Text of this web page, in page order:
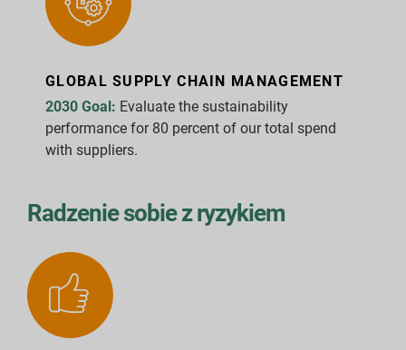
GLOBAL SUPPLY CHAIN MANAGEMENT
2030 Goal: Evaluate the sustainability
performance for 80 percent of our total spend
with suppliers.
Radzenie sobie z ryzykiem